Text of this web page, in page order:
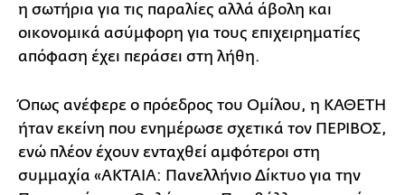
η σωτήρια για τις παραλίες αλλά άβολη και
οικονομικά ασύμφορη για τους επιχειρηματίες
απόφαση έχει περάσει στη λήθη.
Όπως ανέφερε ο πρόεδρος του Ομίλου, η ΚΑΘΕΤΗ
ήταν εκείνη που ενημέρωσε σχετικά τον ΠΕΡΙΒΟΣ,
ενώ πλέον έχουν ενταχθεί αμφότεροι στη
συμμαχία «ΑKTAIA: Πανελλήνιο Δίκτυο για την